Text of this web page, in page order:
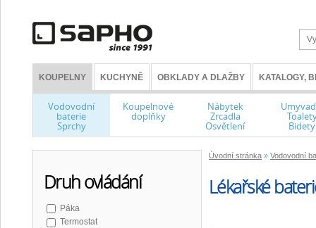
KOUPELNY KUCHYNĚ OBKLADY A DLAŽBY KATALOGY,
Vodovodní
baterie
Sprchy
Koupelnové
doplňky
Nábytek
Zrcadla
Osvětlení Bidety
Úvodní stránka » Vodovodní
Lékařské
Druh ovládání
Páka
Termostat